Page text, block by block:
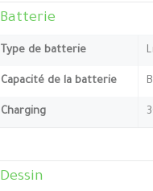
Batterie
Type de batterie
Capacité de la batterie
Charging
Dessin